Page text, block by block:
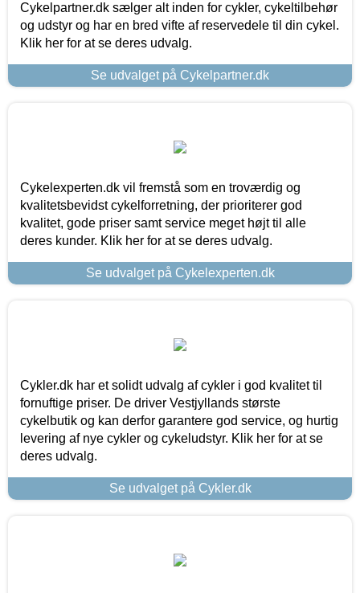
Cykelpartner.dk sælger alt inden for cykler, cykeltilbehør
og udstyr og har en bred vifte af reservedele til din cykel.
Klik her for at se deres udvalg.
Se udvalget på Cykelpartner.dk
Cykelexperten.dk vil fremstå som en troværdig og
kvalitetsbevidst cykelforretning, der prioriterer god
kvalitet, gode priser samt service meget højt til alle
deres kunder. Klik her for at se deres udvalg.
Se udvalget på Cykelexperten.dk
Cykler.dk har et solidt udvalg af cykler i god kvalitet til
fornuftige priser. De driver Vestjyllands største
cykelbutik og kan derfor garantere god service, og hurtig
levering af nye cykler og cykeludstyr. Klik her for at se
deres udvalg.
Se udvalget på Cykler.dk